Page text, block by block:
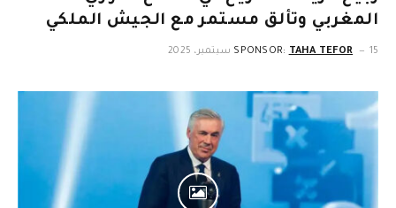
المغربي وتألق مستمر مع الجيش الملكي
SPONSOR: TAHA TEFOR 15 سبتمبر، 2025